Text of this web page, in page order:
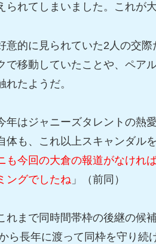
られてしまいました。これが
意的に見られていた2人の交
で移動していたことや、ペア
れたようだ。
年はジャニーズタレントの
体も、これ以上スキャンダル
も今回の大倉の報道がなけれ
ングでしたね 」（前同）
れまで同時間帯枠の後継の候
ら長年に渡って同枠を守り続